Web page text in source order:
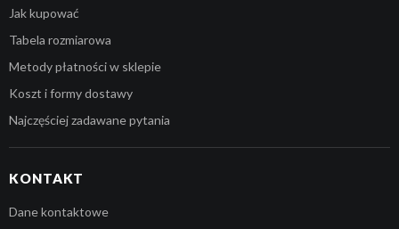
Jak kupować
Tabela rozmiarowa
Metody płatności w sklepie
Koszt i formy dostawy
Najczęściej zadawane pytania
KONTAKT
Dane kontaktowe